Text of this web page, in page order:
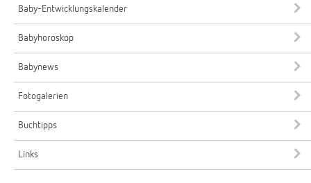
Baby-Entwicklungskalender
Babyhoroskop
Babynews
Fotogalerien
Buchtipps
Links